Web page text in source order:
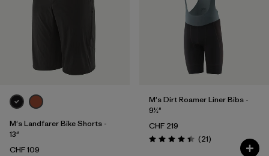
M's Landfarer Bike Shorts -
13"
CHF 109
M's Dirt Roamer Liner Bibs -
9½"
CHF 219
Bewertung: 4.4 / 5
(21Rezensionen
)